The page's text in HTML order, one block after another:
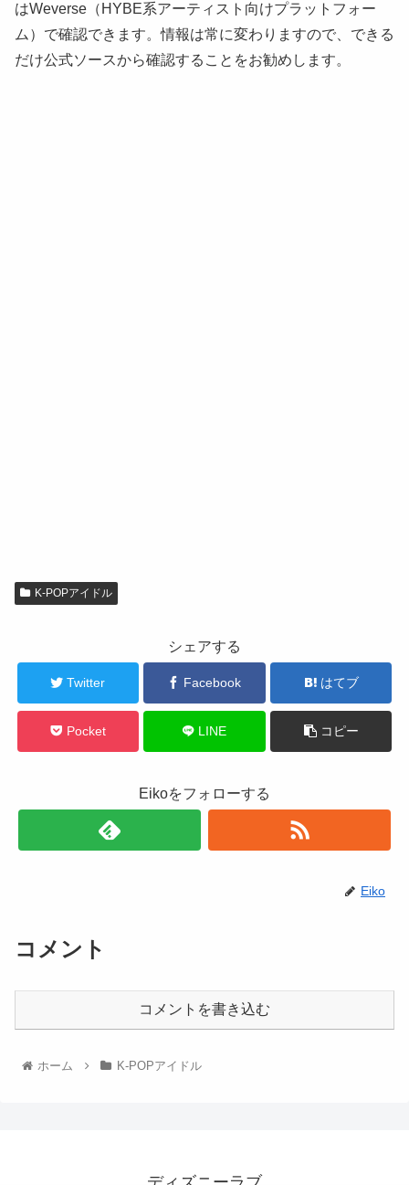
はWeverse（HYBE系アーティスト向けプラットフォー
ム）で確認できます。情報は常に変わりますので、できる
だけ公式ソースから確認することをお勧めします。
K-POPアイドル
シェアする
Twitter Facebook はてブ
Pocket LINE コピー
Eikoをフォローする
Eiko
コメント
コメントを書き込む
ホーム K-POPアイドル